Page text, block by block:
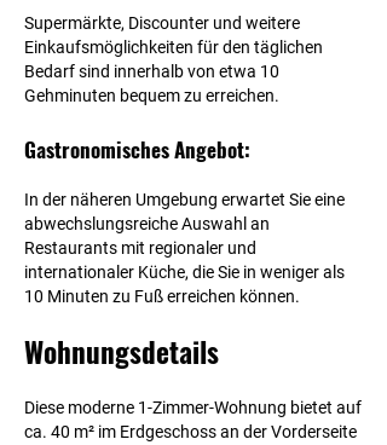
Supermärkte, Discounter und weitere
Einkaufsmöglichkeiten für den täglichen
Bedarf sind innerhalb von etwa 10
Gehminuten bequem zu erreichen.
Gastronomisches Angebot:
In der näheren Umgebung erwartet Sie eine
abwechslungsreiche Auswahl an
Restaurants mit regionaler und
internationaler Küche, die Sie in weniger als
10 Minuten zu Fuß erreichen können.
Wohnungsdetails
Diese moderne 1-Zimmer-Wohnung bietet auf
ca. 40 m² im Erdgeschoss an der Vorderseite